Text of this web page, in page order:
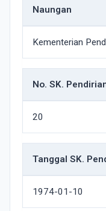
Naungan
Kementerian
No. SK.
20
Tanggal SK.
1974-01-10